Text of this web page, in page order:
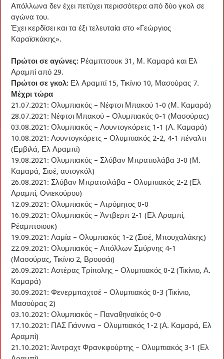
Απόλλωνα δεν έχει πετύχει περισσότερα από δύο γκολ σε
αγώνα του.
Έχει κερδίσει και τα έξι τελευταία στο «Γεώργιος
Καραϊσκάκης».
Πρώτοι σε αγώνες: Ρέαμπτσουκ 31, Μ. Καμαρά και Ελ
Αραμπί από 29.
Πρώτοι σε γκολ: Ελ Αραμπί 15, Τικίνιο 10, Μασούρας 7.
Μέχρι τώρα
21.07.2021: Ολυμπιακός – Νέφτσι Μπακού 1-0 (Μ. Καμαρά)
28.07.2021: Νέφτσι Μπακού – Ολυμπιακός 0-1 (Μασούρας)
03.08.2021: Ολυμπιακός – Λουντογκόρετς 1-1 (Α. Καμαρά)
10.08.2021: Λουντογκόρετς – Ολυμπιακός 2-2, 4-1 πέναλτι
(Εμβιλά, Ελ Αραμπί)
19.08.2021: Ολυμπιακός – Σλόβαν Μπρατισλάβα 3-0 (Μ.
Καμαρά, Σισέ, αυτογκόλ)
26.08.2021: Σλόβαν Μπρατσιλάβα – Ολυμπιακός 2-2 (Ελ
Αραμπί, Ονιεκούρου)
12.09.2021: Ολυμπιακός – Ατρόμητος 0-0
16.09.2021: Ολυμπιακός – Άντβερπ 2-1 (Ελ Αραμπί,
Ρέαμπτσιουκ)
19.09.2021: Λαμία – Ολυμπιακός 1-2 (Σισέ, Μπουχαλάκης)
22.09.2021: Ολυμπιακός – Απόλλων Σμύρνης 4-1
(Μασούρας, Τικίνιο 2, Βρουσάι)
26.09.2021: Αστέρας Τρίπολης – Ολυμπιακός 0-2 (Τικίνιο, Α.
Καμαρά)
30.09.2021: Φενερμπαχτσέ – Ολυμπιακός 0-3 (Τικίνιο,
Μασούρας 2)
03.10.2021: Ολυμπιακός – Παναθηναϊκός 0-0
17.10.2021: ΠΑΣ Γιάννινα – Ολυμπιακός 1-2 (Α. Καμαρά, Ελ
Αραμπί)
21.10.2021: Άιντραχτ Φρανκφούρτης – Ολυμπιακός 3-1 (Ελ